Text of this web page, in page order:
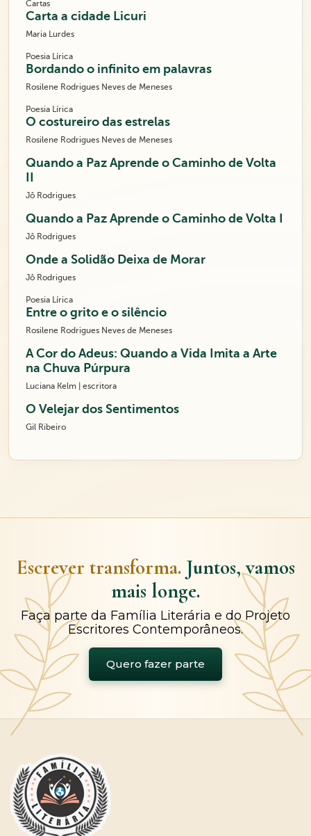
Cartas
Carta a cidade Licuri
Maria Lurdes
Poesia Lírica
Bordando o infinito em palavras
Rosilene Rodrigues Neves de Meneses
Poesia Lírica
O costureiro das estrelas
Rosilene Rodrigues Neves de Meneses
Quando a Paz Aprende o Caminho de Volta
Jô Rodrigues
Quando a Paz Aprende o Caminho de Volta I
Jô Rodrigues
Onde a Solidão Deixa de Morar
Jô Rodrigues
Poesia Lírica
Entre o grito e o silêncio
Rosilene Rodrigues Neves de Meneses
A Cor do Adeus: Quando a Vida Imita a Arte
na Chuva Púrpura
Luciana Kelm | escritora
O Velejar dos Sentimentos
Gil Ribeiro
Escrever transforma. Juntos, vamos
mais longe.
Faça parte da Família Literária e do Projeto
Escritores Contemporâneos.
Quero fazer parte